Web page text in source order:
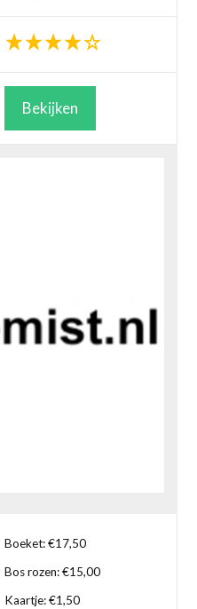
Bekijken
Boeket: €17,50
Bos rozen: €15,00
Kaartje: €1,50